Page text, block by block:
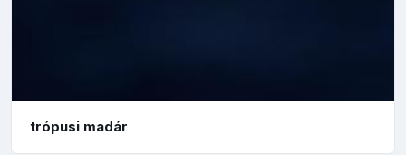
trópusi madár